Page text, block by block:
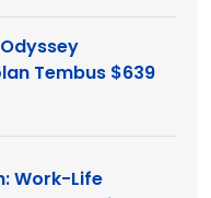
Tembus $639
Work-Life